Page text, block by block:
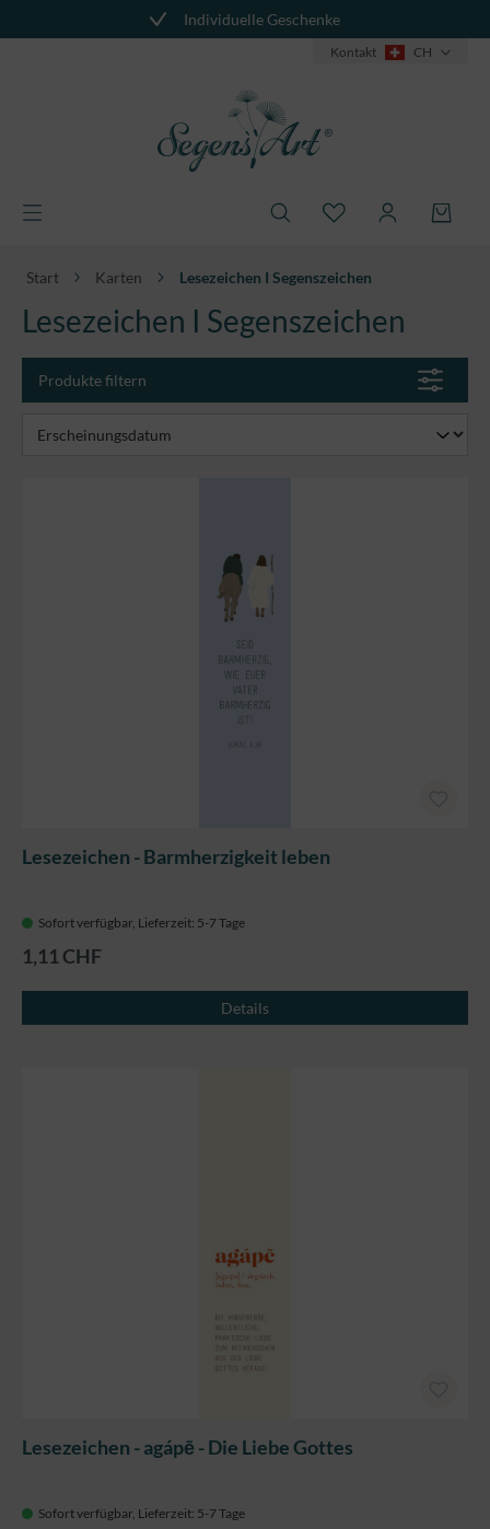
Individuelle Geschenke
Kontakt CH
Produkte filtern
Start Karten Lesezeichen I Segenszeichen
Lesezeichen I Segenszeichen
Lesezeichen - Barmherzigkeit leben
Sofort verfügbar, Lieferzeit: 5-7 Tage
1,11 CHF
Details
Lesezeichen - agápē - Die Liebe Gottes
Sofort verfügbar, Lieferzeit: 5-7 Tage